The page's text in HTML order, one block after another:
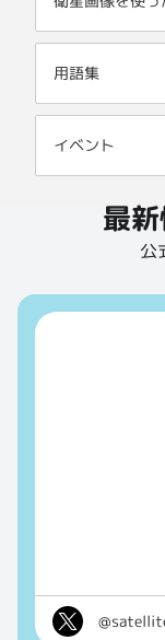
用語集
イベント
最
公